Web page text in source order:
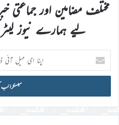
مختلف مضامین اور
لیے ہمارے نیوز
اپنا
ای
میل
ڈی
درج
کریں